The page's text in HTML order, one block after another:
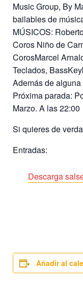
Music Group, By
bailables de
MÚSICOS:
Coros Niño de
CorosMarcel
Teclados,
Además de
Próxima parada:
Marzo. A las 22:00
Si quieres de
Entradas:
Descarga
Añadir al